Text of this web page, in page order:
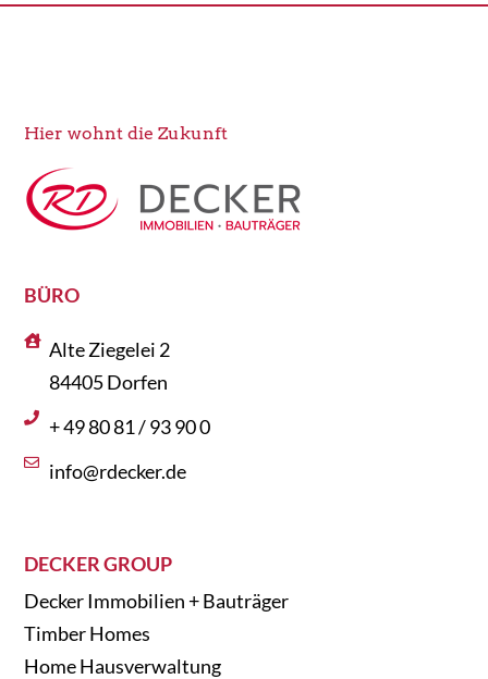
Hier wohnt die Zukunft
BÜRO
Alte Ziegelei 2
84405 Dorfen
+ 49 80 81 / 93 90 0
info@rdecker.de
DECKER GROUP
Decker Immobilien + Bauträger
Timber Homes
Home Hausverwaltung